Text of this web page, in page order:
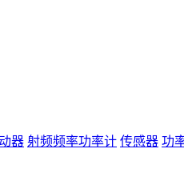
器 射频频率功率计 传感器 功